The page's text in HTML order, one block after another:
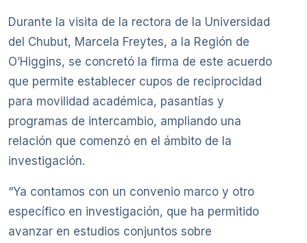
Durante la visita de la rectora de la Universidad
del Chubut, Marcela Freytes, a la Región de
O’Higgins, se concretó la firma de este acuerdo
que permite establecer cupos de reciprocidad
para movilidad académica, pasantías y
programas de intercambio, ampliando una
relación que comenzó en el ámbito de la
investigación.
“Ya contamos con un convenio marco y otro
específico en investigación, que ha permitido
avanzar en estudios conjuntos sobre